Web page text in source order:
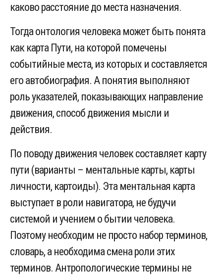
каково расстояние до места назначения.
Тогда онтология человека может быть понята
как карта Пути, на которой помечены
событийные места, из которых и составляется
его автобиография. А понятия выполняют
роль указателей, показывающих направление
движения, способ движения мысли и
действия.
По поводу движения человек составляет карту
пути (варианты – ментальные карты, карты
личности, картоиды). Эта ментальная карта
выступает в роли навигатора, не будучи
системой и учением о бытии человека.
Поэтому необходим не просто набор терминов,
словарь, а необходима смена роли этих
терминов. Антропологические термины не